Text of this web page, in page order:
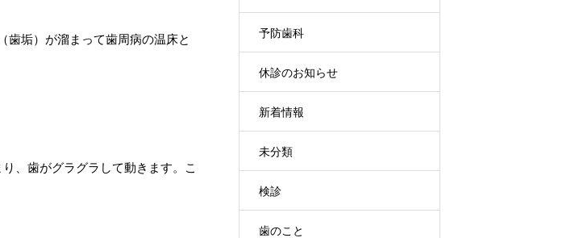
歯垢）が溜まって歯周病の温床と
、歯がグラグラして動きます。こ
予防歯科
休診のお知らせ
新着情報
未分類
検診
歯のこと